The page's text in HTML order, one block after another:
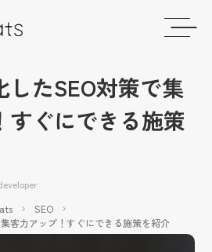
たSEO対策で集
すぐにできる施策
SEO
客力アップ！すぐにできる施策を紹介